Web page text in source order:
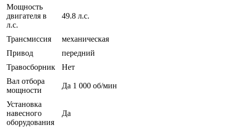
Мощность
двигателя в
л.с.
49.8 л.с.
Трансмиссия
механическая
Привод
передний
Травосборник
Нет
Вал отбора
мощности
Да 1 000 об/мин
Установка
навесного
оборудования
Да